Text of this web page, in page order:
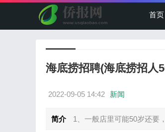
首页
海底捞招聘(海底捞招人
2022-09-05 14:42 新闻
简介 1、一般店里可能50岁还要